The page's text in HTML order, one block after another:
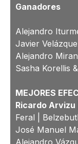
Ganadores
Alejandro
Javier
Alejandro
Sasha Korellis
MEJORES
Ricardo
Feral |
José Manuel
Alejandro